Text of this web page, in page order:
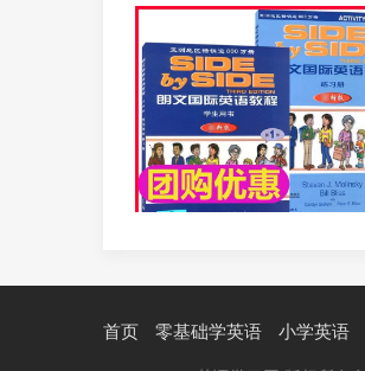
首页 零基础学英语 小学英语